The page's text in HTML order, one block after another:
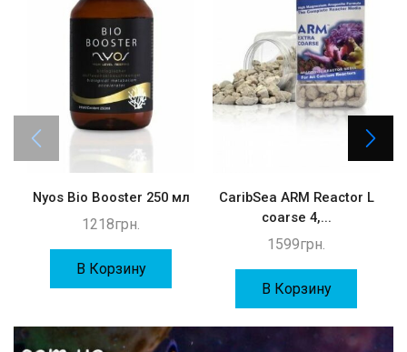
Nyos Bio Booster 250 мл
1218грн.
В Корзину
CaribSea ARM Reactor L
coarse 4,...
1599грн.
В Корзину